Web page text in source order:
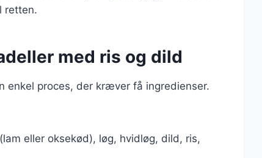
retten.
med ris og dild
enkel proces, der kræver få ingredienser.
eller oksekød), løg, hvidløg, dild, ris,